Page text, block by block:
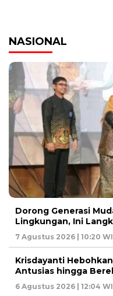
NASIONAL
Dorong Generasi
Lingkungan, Ini
7 Agustus 2026 | 10:20
Krisdayanti
Antusias hingga
6 Agustus 2026 | 12:04